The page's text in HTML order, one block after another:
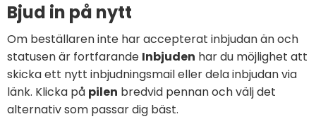
Bjud in på nytt
Om beställaren inte har accepterat inbjudan än och
statusen är fortfarande Inbjuden har du möjlighet att
skicka ett nytt inbjudningsmail eller dela inbjudan via
länk. Klicka på pilen bredvid pennan och välj det
alternativ som passar dig bäst.